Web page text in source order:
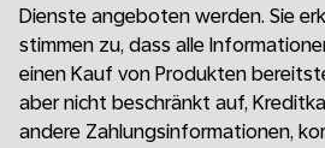
Dienste angeboten werden. Sie
stimmen zu, dass alle
einen Kauf von Produkten
aber nicht beschränkt auf,
andere Zahlungsinformationen,